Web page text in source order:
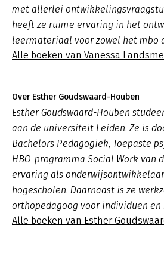
met allerlei
heeft ze ruime ervaring in het
leermateriaal voor zowel het mbo
Alle boeken van Vanessa
Over Esther Goudswaard-Houben
Esther Goudswaard-Houben
aan de universiteit Leiden. Ze is
Bachelors Pedagogiek, Toepaste
HBO-programma Social Work van
ervaring als
hogescholen. Daarnaast is ze
orthopedagoog voor individuen en
Alle boeken van Esther